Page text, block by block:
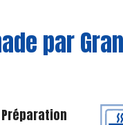
par
Préparation